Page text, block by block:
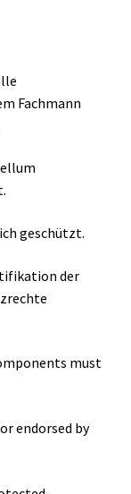
Fachmann
geschützt.
der
must
endorsed by